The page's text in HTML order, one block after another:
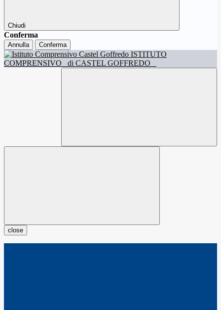
Chiudi
Conferma
Annulla Conferma
ISTITUTO
COMPRENSIVO
di CASTEL GOFFREDO
close